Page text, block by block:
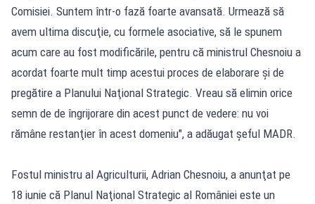
Comisiei. Suntem într-o fază foarte avansată. Urmează să
avem ultima discuţie, cu formele asociative, să le spunem
acum care au fost modificările, pentru că ministrul Chesnoiu a
acordat foarte mult timp acestui proces de elaborare şi de
pregătire a Planului Naţional Strategic. Vreau să elimin orice
semn de de îngrijorare din acest punct de vedere: nu voi
rămâne restanţier în acest domeniu", a adăugat şeful MADR.
Fostul ministru al Agriculturii, Adrian Chesnoiu, a anunţat pe
18 iunie că Planul Naţional Strategic al României este un